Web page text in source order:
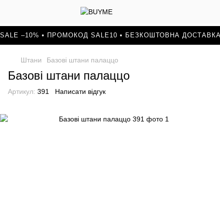
SALE –10% • ПРОМОКОД SALE10 • БЕЗКОШТОВНА
Штани Базові штани палаццо
Базові штани палаццо
Артикул: 391 Написати відгук